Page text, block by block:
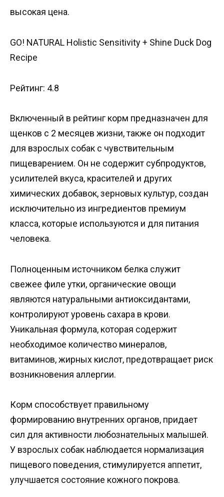
высокая цена.
GO! NATURAL Holistic Sensitivity + Shine Duck Dog
Recipe
Рейтинг: 4.8
Включенный в рейтинг корм предназначен для
щенков с 2 месяцев жизни, также он подходит
для взрослых собак с чувствительным
пищеварением. Он не содержит субпродуктов,
усилителей вкуса, красителей и других
химических добавок, зерновых культур, создан
исключительно из ингредиентов премиум
класса, которые используются и для питания
человека.
Полноценным источником белка служит
свежее филе утки, органические овощи
являются натуральными антиоксидантами,
контролируют уровень сахара в крови.
Уникальная формула, которая содержит
необходимое количество минералов,
витаминов, жирных кислот, предотвращает риск
возникновения аллергии.
Корм способствует правильному
формированию внутренних органов, придает
сил для активности любознательных малышей.
У взрослых собак наблюдается нормализация
пищевого поведения, стимулируется аппетит,
улучшается состояние кожного покрова.